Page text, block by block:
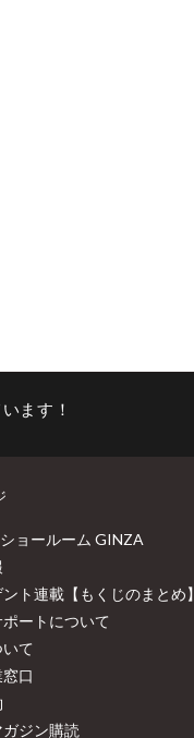
ます！
ョールーム GINZA
ト連載【もくじのまとめ】
ートについて
て
口
ガジン購読